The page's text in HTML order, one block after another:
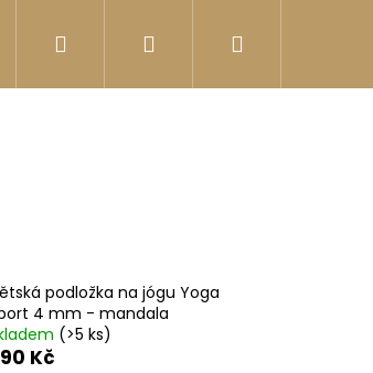
na vodu Yoga sport Termoska
Přihlášení
podložka na jógu Yoga
4 mm - mandala
(>5 ks)
Kč